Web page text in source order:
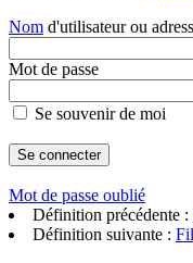
Nom d'utilisateur ou
Mot de passe
Se souvenir de moi
Mot de passe oublié
Définition précédente :
Définition suivante :